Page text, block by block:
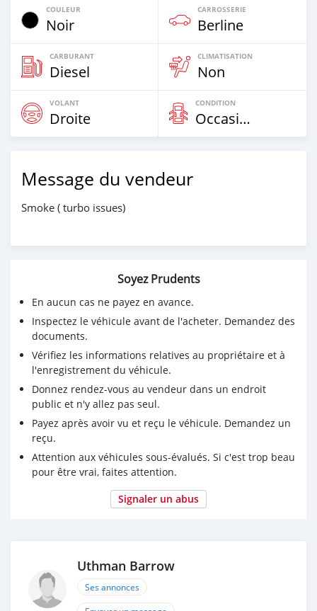
COULEUR
Noir
CARROSSERIE
Berline
CARBURANT
Diesel
CLIMATISATION
Non
VOLANT
Droite
CONDITION
Occasion
Message du vendeur
Smoke ( turbo issues)
Soyez Prudents
En aucun cas ne payez en avance.
Inspectez le véhicule avant de l'acheter. Demandez des
documents.
Vérifiez les informations relatives au propriétaire et à
l'enregistrement du véhicule.
Donnez rendez-vous au vendeur dans un endroit
public et n'y allez pas seul.
Payez après avoir vu et reçu le véhicule. Demandez un
reçu.
Attention aux véhicules sous-évalués. Si c'est trop beau
pour être vrai, faites attention.
Signaler un abus
Uthman Barrow
Ses annonces